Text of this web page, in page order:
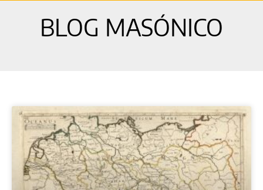
BLOG MASÓNICO